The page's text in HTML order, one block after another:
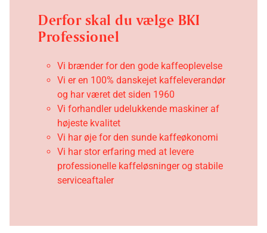
Derfor skal du vælge BKI
Professionel
Vi brænder for den gode kaffeoplevelse
Vi er en 100% danskejet kaffeleverandør
og har været det siden 1960
Vi forhandler udelukkende maskiner af
højeste kvalitet
Vi har øje for den sunde kaffeøkonomi
Vi har stor erfaring med at levere
professionelle kaffeløsninger og stabile
serviceaftaler